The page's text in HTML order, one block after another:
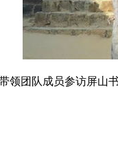
领团队成员参访屏山